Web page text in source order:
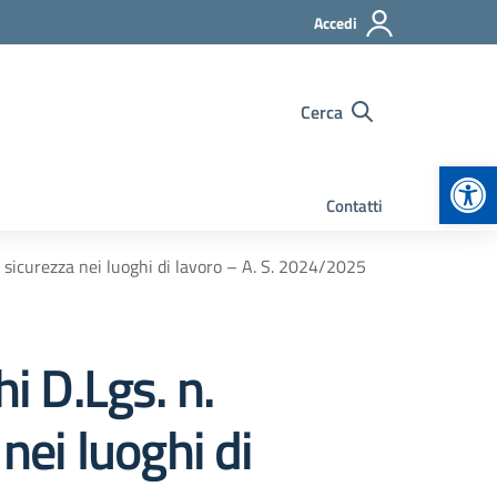
Accedi
Cerca
Contatti
nei luoghi di lavoro – A. S. 2024/2025
D.Lgs. n.
luoghi di